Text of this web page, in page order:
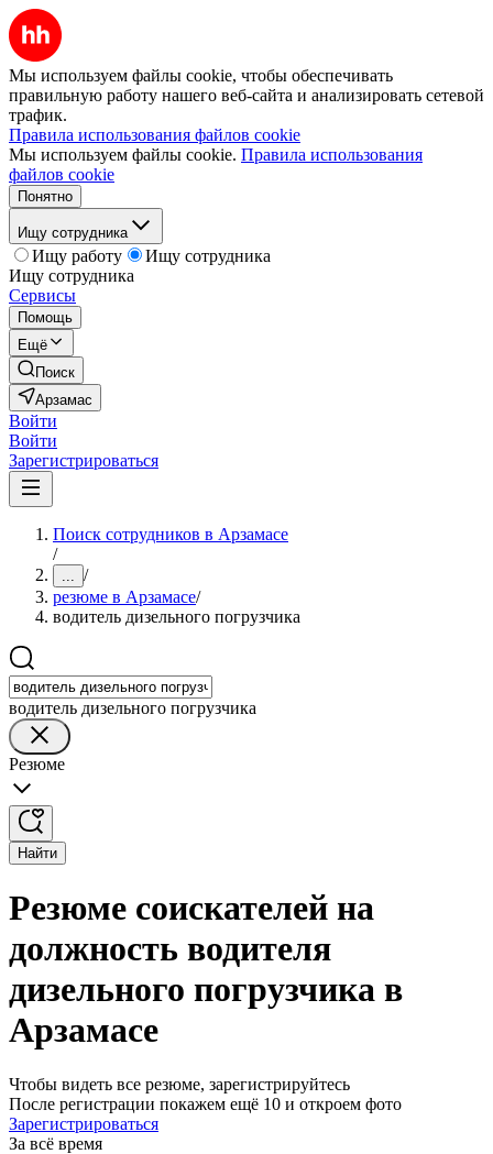
Мы используем файлы cookie, чтобы обеспечивать
правильную работу нашего веб-сайта и анализировать сетевой
трафик.
Правила использования файлов cookie
Мы используем файлы cookie. Правила использования
файлов cookie
Понятно
Ищу сотрудника
Ищу работу
Ищу сотрудника
Ищу сотрудника
Сервисы
Помощь
Ещё
Поиск
Арзамас
Войти
Войти
Зарегистрироваться
Поиск сотрудников в Арзамасе
/
... /
резюме в Арзамасе/
водитель дизельного погрузчика
водитель дизельного погрузчика
Резюме
Найти
Резюме соискателей на
должность водителя
дизельного погрузчика в
Арзамасе
Чтобы видеть все резюме, зарегистрируйтесь
После регистрации покажем ещё 10 и откроем фото
Зарегистрироваться
За всё время